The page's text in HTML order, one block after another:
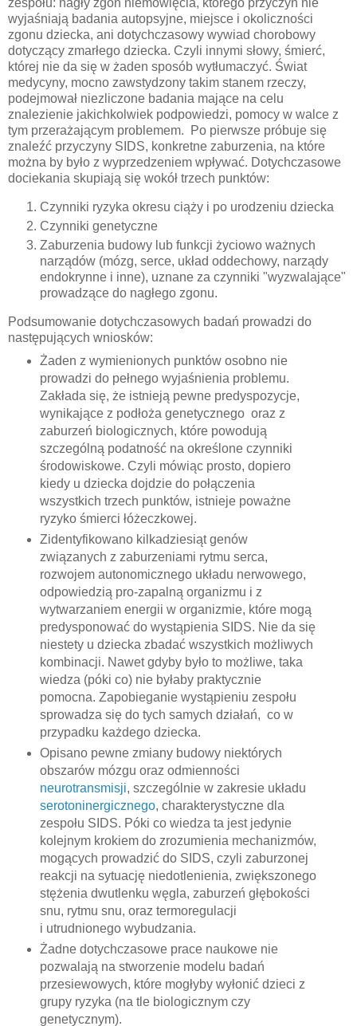
zespołu: nagły zgon niemowlęcia, którego przyczyn nie
wyjaśniają badania autopsyjne, miejsce i okoliczności
zgonu dziecka, ani dotychczasowy wywiad chorobowy
dotyczący zmarłego dziecka. Czyli innymi słowy, śmierć,
której nie da się w żaden sposób wytłumaczyć. Świat
medycyny, mocno zawstydzony takim stanem rzeczy,
podejmował niezliczone badania mające na celu
znalezienie jakichkolwiek podpowiedzi, pomocy w walce z
tym przerażającym problemem.
Po pierwsze próbuje się
znaleźć przyczyny SIDS, konkretne zaburzenia, na które
można by było z wyprzedzeniem wpływać. Dotychczasowe
dociekania skupiają się wokół trzech punktów:
Czynniki ryzyka okresu ciąży i po urodzeniu dziecka
Czynniki genetyczne
Zaburzenia budowy lub funkcji życiowo ważnych
narządów (mózg, serce, układ oddechowy, narządy
endokrynne i inne), uznane za czynniki "wyzwalające"
prowadzące do nagłego zgonu.
Podsumowanie dotychczasowych badań prowadzi do
następujących wniosków:
Żaden z wymienionych punktów osobno nie
prowadzi do pełnego wyjaśnienia problemu.
Zakłada się, że istnieją pewne predyspozycje,
wynikające z podłoża genetycznego oraz z
zaburzeń biologicznych, które powodują
szczególną podatność na określone czynniki
środowiskowe. Czyli mówiąc prosto, dopiero
kiedy u dziecka dojdzie do połączenia
wszystkich trzech punktów, istnieje poważne
ryzyko śmierci łóżeczkowej.
Zidentyfikowano kilkadziesiąt genów
związanych z zaburzeniami rytmu serca,
rozwojem autonomicznego układu nerwowego,
odpowiedzią pro-zapalną organizmu i z
wytwarzaniem energii w organizmie, które mogą
predysponować do wystąpienia SIDS. Nie da się
niestety u dziecka zbadać wszystkich możliwych
kombinacji. Nawet gdyby było to możliwe, taka
wiedza (póki co) nie byłaby praktycznie
pomocna. Zapobieganie wystąpieniu zespołu
sprowadza się do tych samych działań, co w
przypadku każdego dziecka.
Opisano pewne zmiany budowy niektórych
obszarów mózgu oraz odmienności
neurotransmisji, szczególnie w zakresie układu
serotoninergicznego, charakterystyczne dla
zespołu SIDS. Póki co wiedza ta jest jedynie
kolejnym krokiem do zrozumienia mechanizmów,
mogących prowadzić do SIDS, czyli zaburzonej
reakcji na sytuację niedotlenienia, zwiększonego
stężenia dwutlenku węgla, zaburzeń głębokości
snu, rytmu snu, oraz termoregulacji
i utrudnionego wybudzania.
Żadne dotychczasowe prace naukowe nie
pozwalają na stworzenie modelu badań
przesiewowych, które mogłyby wyłonić dzieci z
grupy ryzyka (na tle biologicznym czy
genetycznym).